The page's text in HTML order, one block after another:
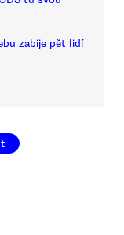
zabije pět lidí